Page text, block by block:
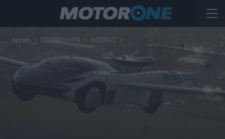
Αρχική ΕΠΙΚΑΙΡΟΤΗΤΑ ΚΟΣΜΟΣ